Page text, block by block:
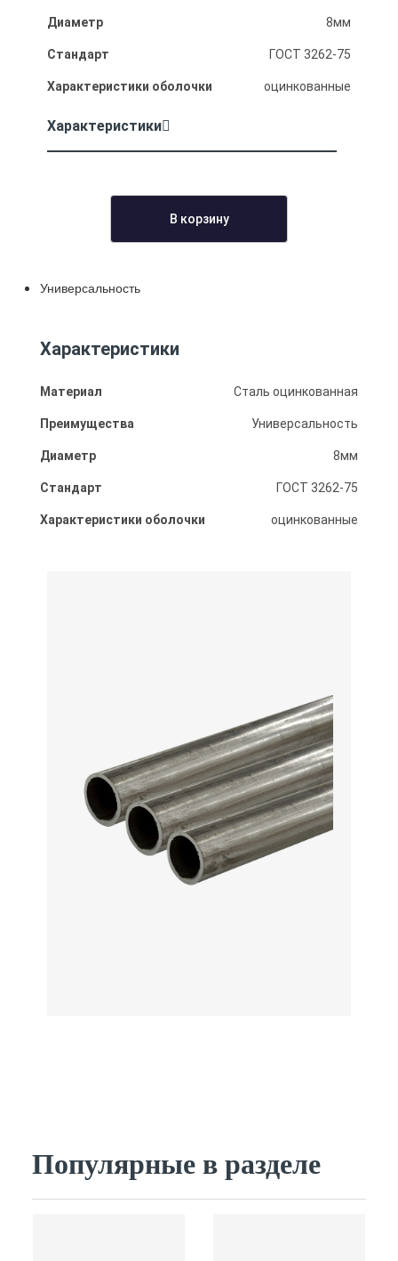
Диаметр 8мм
Стандарт ГОСТ 3262-75
Характеристики оболочки оцинкованные
Характеристики
В корзину
Универсальность
Характеристики
Материал Сталь оцинкованная
Преимущества Универсальность
Диаметр 8мм
Стандарт ГОСТ 3262-75
Характеристики оболочки оцинкованные
Популярные в разделе